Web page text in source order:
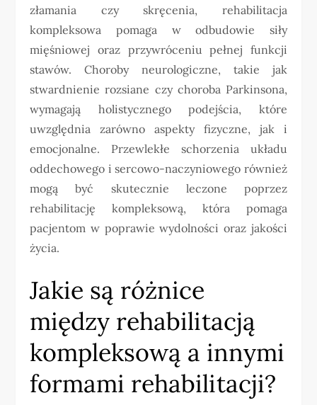
złamania czy skręcenia, rehabilitacja
kompleksowa pomaga w odbudowie siły
mięśniowej oraz przywróceniu pełnej funkcji
stawów. Choroby neurologiczne, takie jak
stwardnienie rozsiane czy choroba Parkinsona,
wymagają holistycznego podejścia, które
uwzględnia zarówno aspekty fizyczne, jak i
emocjonalne. Przewlekłe schorzenia układu
oddechowego i sercowo-naczyniowego również
mogą być skutecznie leczone poprzez
rehabilitację kompleksową, która pomaga
pacjentom w poprawie wydolności oraz jakości
życia.
Jakie są różnice
między rehabilitacją
kompleksową a innymi
formami rehabilitacji?